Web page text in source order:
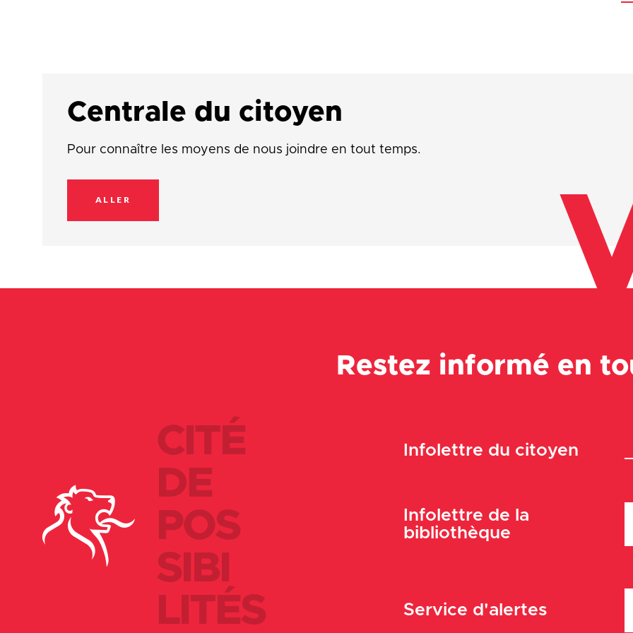
Centrale du citoyen
Pour connaître les moyens de nous joindre en tout temps.
ALLER
CITÉ
DE
POS
SIBI
LITÉS
Restez informé en
Infolettre du citoyen
Infolettre de la
bibliothèque
Service d'alertes